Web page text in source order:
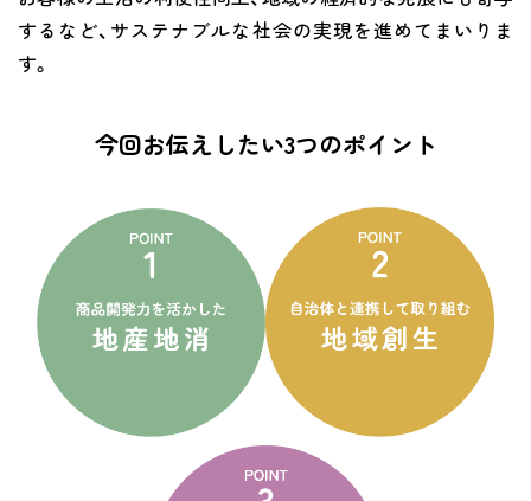
学び・教育
宅配ロッカー（店舗限定）
モバイルバッテリーシェアリング（店舗限定）
モバイルWi-Fiバッテリーシェアリング（店舗限定）
荷物預かりサービス「ecbocloakエクボクローク」（店舗限定）
パウダースペース ラブン（店舗限定）
ソフトバンクギフト
セブン-イレブンの横顔
するなど、サステナブルな社会の実現を進めてまいりま
す。
今回お伝えしたい3つのポイント